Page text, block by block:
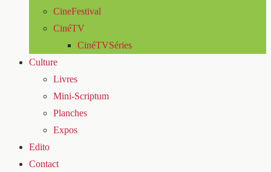
CineFestival
CinéTV
CinéTVSéries
Culture
Livres
Mini-Scriptum
Planches
Expos
Edito
Contact